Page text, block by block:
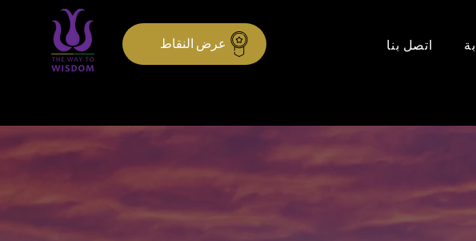
عرض النقاط اتصل بنا